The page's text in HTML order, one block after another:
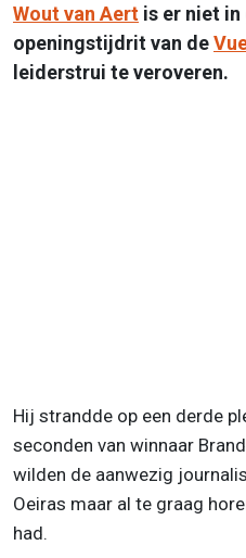
Wout van Aert is er niet
openingstijdrit van de
leiderstrui te veroveren.
Hij strandde op een derde
seconden van winnaar
wilden de aanwezig
Oeiras maar al te graag
had.